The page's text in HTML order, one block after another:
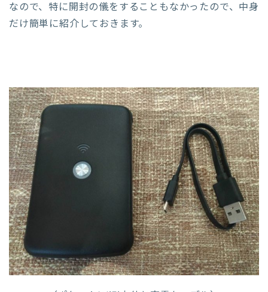
なので、特に開封の儀をすることもなかったので、中身
だけ簡単に紹介しておきます。